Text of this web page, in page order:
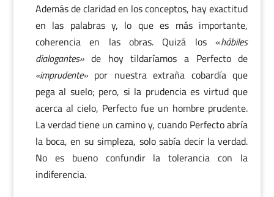
Además de claridad en los conceptos, hay exactitud
en las palabras y, lo que es más importante,
coherencia en las obras. Quizá los «hábiles
dialogantes»de hoy tildaríamos a Perfecto de
«imprudente»por nuestra extraña cobardía que
pega al suelo; pero, si la prudencia es virtud que
acerca al cielo, Perfecto fue un hombre prudente.
La verdad tiene un camino y, cuando Perfecto abría
la boca, en su simpleza, solo sabía decir la verdad.
No es bueno confundir la tolerancia con la
indiferencia.